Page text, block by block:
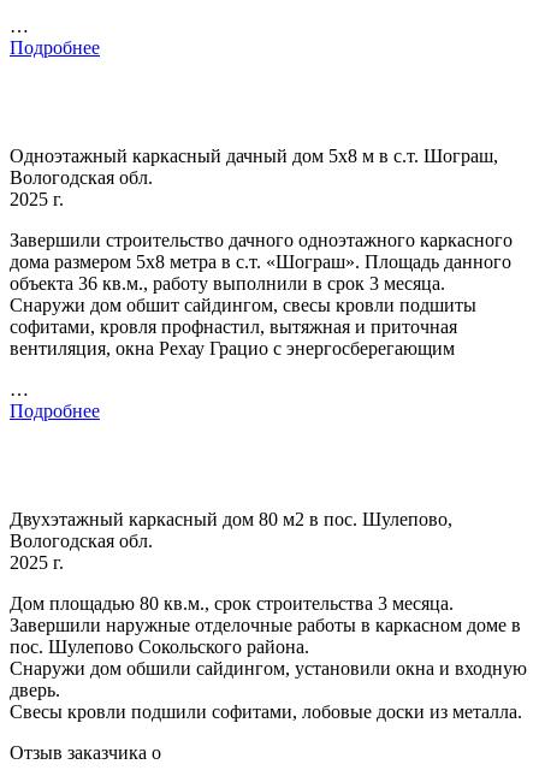
…
Подробнее
Одноэтажный каркасный дачный дом 5х8 м в с.т. Шограш,
Вологодская обл.
2025 г.
Завершили строительство дачного одноэтажного каркасного
дома размером 5х8 метра в с.т. «Шограш». Площадь данного
объекта 36 кв.м., работу выполнили в срок 3 месяца.
Снаружи дом обшит сайдингом, свесы кровли подшиты
софитами, кровля профнастил, вытяжная и приточная
вентиляция, окна Рехау Грацио с энергосберегающим
…
Подробнее
Двухэтажный каркасный дом 80 м2 в пос. Шулепово,
Вологодская обл.
2025 г.
Дом площадью 80 кв.м., срок строительства 3 месяца.
Завершили наружные отделочные работы в каркасном доме в
пос. Шулепово Сокольского района.
Снаружи дом обшили сайдингом, установили окна и входную
дверь.
Свесы кровли подшили софитами, лобовые доски из металла.
Отзыв заказчика о